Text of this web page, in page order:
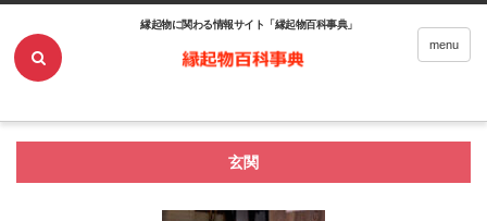
縁起物に関わる情報サイト「縁起物百科事典」
menu
玄関